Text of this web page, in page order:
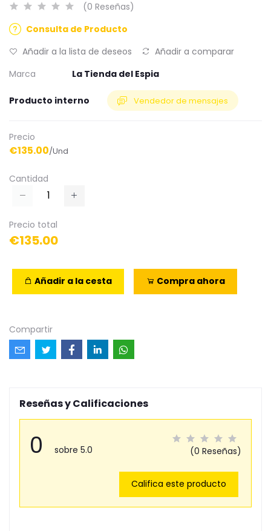
(0 Reseñas)
Consulta de Producto
Añadir a la lista de deseos
Añadir a comparar
Marca
La Tienda del Espia
Producto interno Vendedor de mensajes
Precio
€135.00/Und
Cantidad
Precio total
€135.00
Añadir a la cesta Compra ahora
Compartir
Reseñas y Calificaciones
0 sobre 5.0 (0 Reseñas)
Califica este producto